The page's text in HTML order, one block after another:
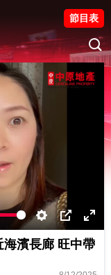
節目表
Settings
PIP
濱長廊 旺中帶